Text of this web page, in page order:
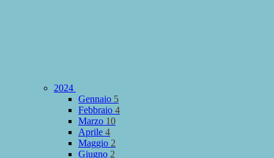
2024
Gennaio 5
Febbraio 4
Marzo 10
Aprile 4
Maggio 2
Giugno 2